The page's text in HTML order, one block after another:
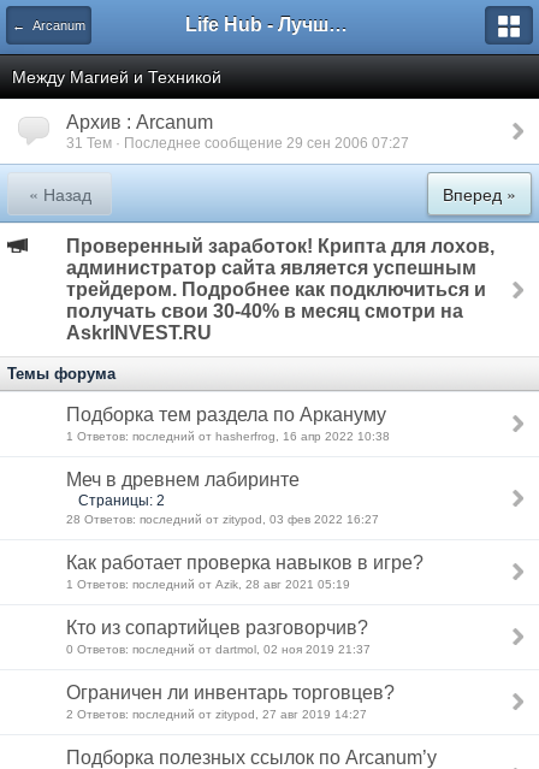
← Arcanum Life Hub - Лучшие компьютерные игры мира
Между Магией и Техникой
Архив : Arcanum
31 Тем · Последнее сообщение 29 сен 2006 07:27
« Назад Вперед »
Проверенный заработок! Крипта для лохов,
администратор сайта является успешным
трейдером. Подробнее как подключиться и
получать свои 30-40% в месяц смотри на
AskrINVEST.RU
Темы форума
Подборка тем раздела по Аркануму
1 Ответов: последний от hasherfrog, 16 апр 2022 10:38
Меч в древнем лабиринте
Страницы: 2
28 Ответов: последний от zitypod, 03 фев 2022 16:27
Как работает проверка навыков в игре?
1 Ответов: последний от Azik, 28 авг 2021 05:19
Кто из сопартийцев разговорчив?
0 Ответов: последний от dartmol, 02 ноя 2019 21:37
Ограничен ли инвентарь торговцев?
2 Ответов: последний от zitypod, 27 авг 2019 14:27
Подборка полезных ссылок по Arcanum’у